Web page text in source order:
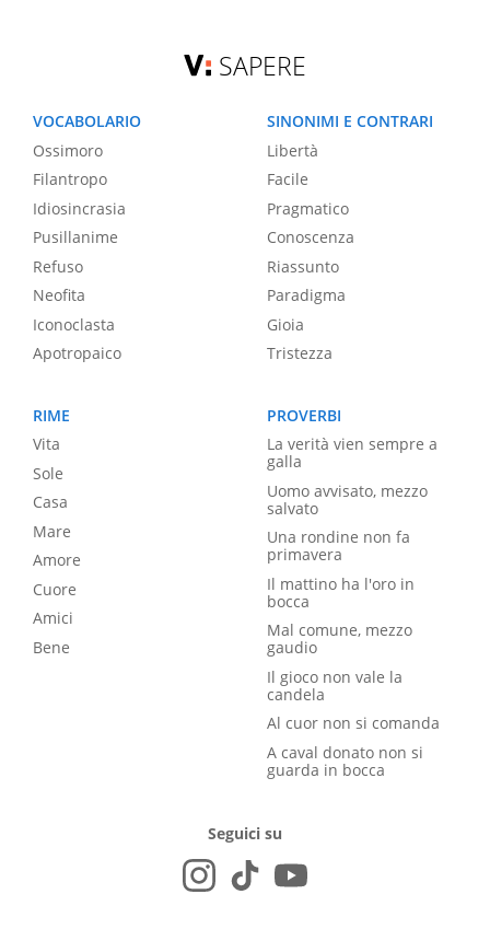
SAPERE
VOCABOLARIO
Ossimoro
Filantropo
Idiosincrasia
Pusillanime
Refuso
Neofita
Iconoclasta
Apotropaico
SINONIMI E CONTRARI
Libertà
Facile
Pragmatico
Conoscenza
Riassunto
Paradigma
Gioia
Tristezza
RIME
Vita
Sole
Casa
Mare
Amore
Cuore
Amici
Bene
PROVERBI
La verità vien sempre a
galla
Uomo avvisato, mezzo
salvato
Una rondine non fa
primavera
Il mattino ha l'oro in
bocca
Mal comune, mezzo
gaudio
Il gioco non vale la
candela
Al cuor non si comanda
A caval donato non si
guarda in bocca
Seguici su